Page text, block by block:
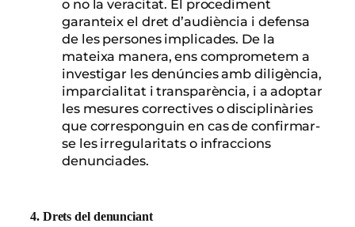
o no la veracitat. El procediment
garanteix el dret d’audiència i defensa
de les persones implicades. De la
mateixa manera, ens comprometem a
investigar les denúncies amb diligència,
imparcialitat i transparència, i a adoptar
les mesures correctives o disciplinàries
que corresponguin en cas de confirmar-
se les irregularitats o infraccions
denunciades.
4. Drets del denunciant